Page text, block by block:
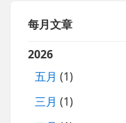
每月文章
2026
五月 (1)
三月 (1)